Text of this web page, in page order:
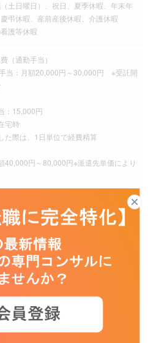
土日曜日）、祝日、夏季休暇、年末年
弔休暇、産前産後休暇、介護休暇
護等休暇
（通勤手当）
当：月額20,000円～30,000円 ※受託開
：15,000円
宅時
た際は、1日単位で経費精算
40,000円～80,000円※派遣先単価により
由
予防接種補助あり（被扶養者も会社補
ワークがメインとなります